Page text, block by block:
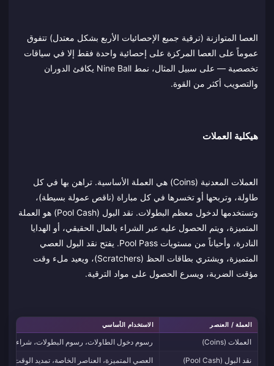
العصا المتوازنة (ترقية جميع الإحصائيات الأربع بشكل معتدل) تتفوق
عموماً على العصا المركزة على إحصائية واحدة فقط إلا في سياقات
تخصصية — على سبيل المثال، نمط Nine Ball يكافئ الدوران
والتصويب أكثر من القوة.
هيكلية العملات
العملات المعدنية (Coins) هي العملة الأساسية. تراهن بها في كل
طاولة، وتربحها أو تخسرها في كل مباراة (ناقص عمولة بسيطة)،
وتستخدمها لدخول معظم البطولات. نقد البول (Pool Cash) هو العملة
المتميزة، ويتم الحصول عليه عبر الشراء بالمال الحقيقي، أو الهدايا
النادرة، وأحياناً من مستويات Pool Pass. يفتح نقد البول العصي
المتميزة، ويشتري بطاقات الحظ (Scratchers)، ويعيد ملء وقت
مؤقت الضربة، ويسرع الحصول على مواد الترقية.
العملة / العنصر الاستخدام الأساسي
العملات (Coins)
رسوم دخول الطاولات، رسوم البطولات، شراء
نقد البول (Pool Cash)
العصي المتميزة، العناصر الخاصة، تمديد الوقت،